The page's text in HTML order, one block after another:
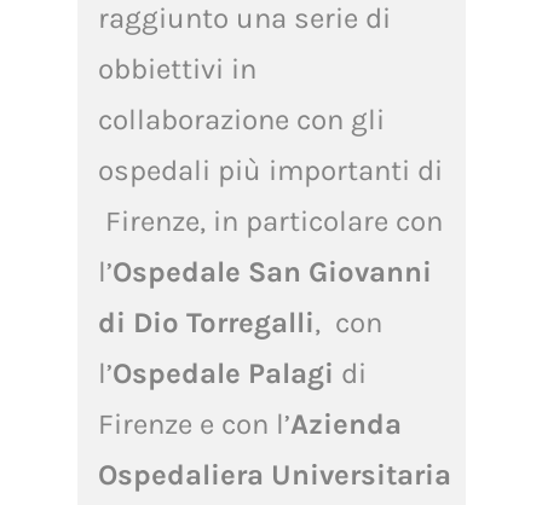
raggiunto una serie di
obbiettivi in
collaborazione con gli
ospedali più importanti di
Firenze, in particolare con
l’Ospedale San Giovanni
di Dio Torregalli, con
l’Ospedale Palagi di
Firenze e con l’Azienda
Ospedaliera Universitaria